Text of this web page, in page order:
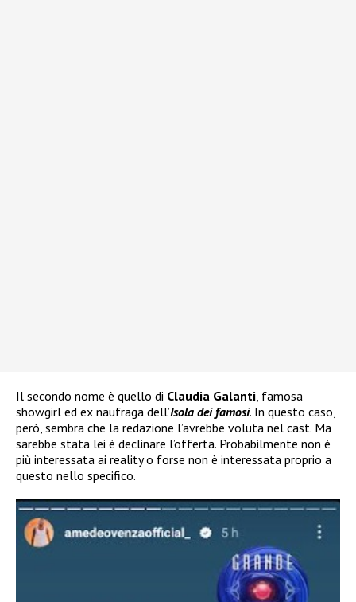
Il secondo nome è quello di Claudia Galanti , famosa
showgirl ed ex naufraga dell’Isola dei famosi. In questo caso,
però, sembra che la redazione l’avrebbe voluta nel cast. Ma
sarebbe stata lei è declinare l’offerta. Probabilmente non è
più interessata ai reality o forse non è interessata proprio a
questo nello specifico.